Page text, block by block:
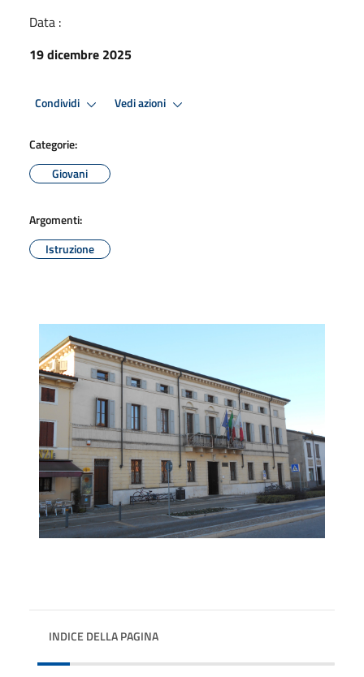
Data :
19 dicembre 2025
Condividi Vedi azioni
Categorie:
Giovani
Argomenti:
Istruzione
INDICE DELLA PAGINA